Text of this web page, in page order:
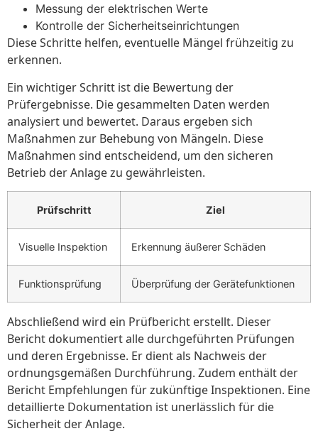
Messung der elektrischen Werte
Kontrolle der Sicherheitseinrichtungen
Diese Schritte helfen, eventuelle Mängel frühzeitig zu
erkennen.
Ein wichtiger Schritt ist die Bewertung der
Prüfergebnisse. Die gesammelten Daten werden
analysiert und bewertet. Daraus ergeben sich
Maßnahmen zur Behebung von Mängeln. Diese
Maßnahmen sind entscheidend, um den sicheren
Betrieb der Anlage zu gewährleisten.
Prüfschritt Ziel
Visuelle Inspektion Erkennung äußerer Schäden
Funktionsprüfung Überprüfung der Gerätefunktionen
Abschließend wird ein Prüfbericht erstellt. Dieser
Bericht dokumentiert alle durchgeführten Prüfungen
und deren Ergebnisse. Er dient als Nachweis der
ordnungsgemäßen Durchführung. Zudem enthält der
Bericht Empfehlungen für zukünftige Inspektionen. Eine
detaillierte Dokumentation ist unerlässlich für die
Sicherheit der Anlage.